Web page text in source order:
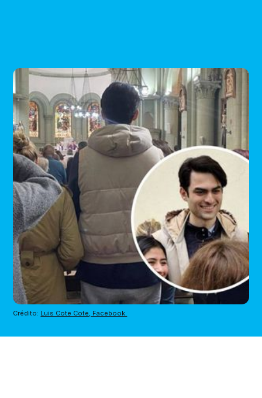
Crédito: Luis Cote Cote, Facebook.